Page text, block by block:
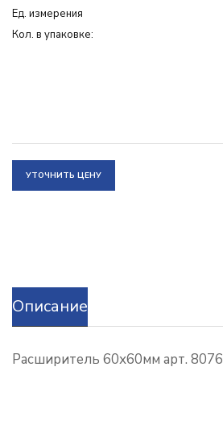
Ед. измерения
Кол. в упаковке:
УТОЧНИТЬ ЦЕНУ
Описание
Расширитель 60х60мм арт. 8076